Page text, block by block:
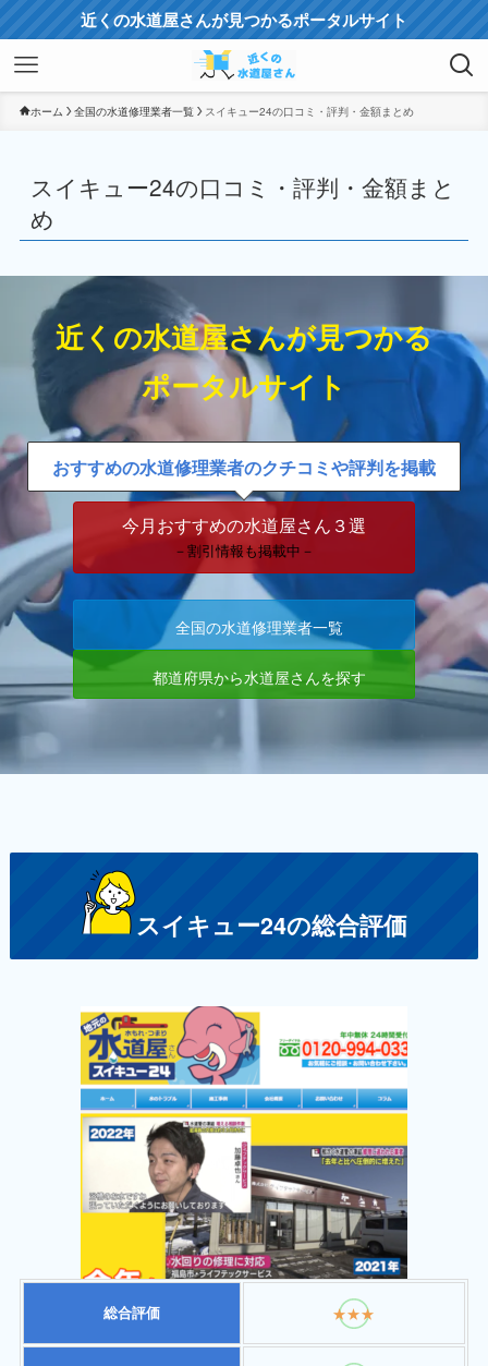
近くの水道屋さんが見つかるポータルサイト
ホーム 全国の水道修理業者一覧 スイキュー24の口コミ・評判・金額まとめ
スイキュー24の口コミ・評判・金額まと
め
近くの水道屋さんが見つかる
ポータルサイト
おすすめの水道修理業者のクチコミや評判を掲載
今月おすすめの水道屋さん３選
－割引情報も掲載中－
全国の水道修理業者一覧
都道府県から水道屋さんを探す
スイキュー24の総合評価
総合評価 ★★★